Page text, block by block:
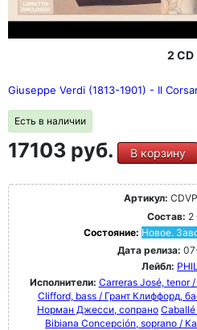
2 CD
Giuseppe Verdi (1813-1901) - Il
Есть в наличии
17103 руб. В корзину
Артикул:
Состав: 2
Состояние: Новое.
Дата релиза:
Лейбл:
Исполнители: Carreras José, tenor
Clifford, bass / Грант Клиффорд,
Норман Джесси, сопрано
Bibiana Concepción, soprano /